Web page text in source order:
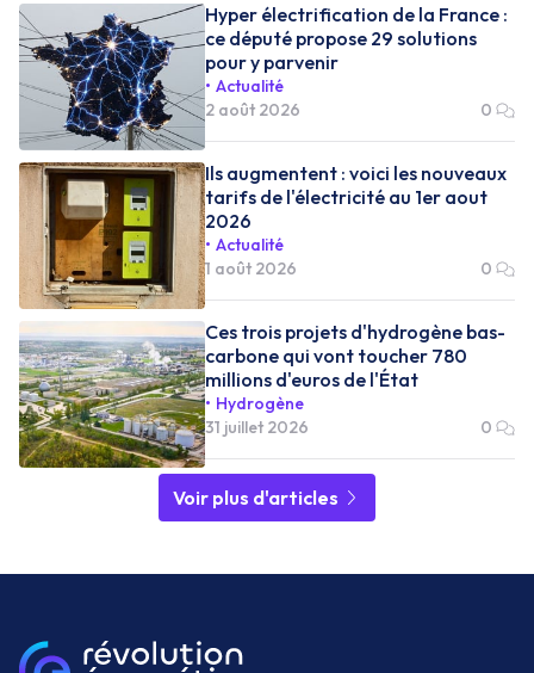
Hyper électrification de la France :
ce député propose 29 solutions
pour y parvenir
Actualité
2 août 2026
0
Ils augmentent : voici les nouveaux
tarifs de l'électricité au 1er aout
2026
Actualité
1 août 2026
0
Ces trois projets d'hydrogène bas-
carbone qui vont toucher 780
millions d'euros de l'État
Hydrogène
31 juillet 2026
0
Voir plus d'articles